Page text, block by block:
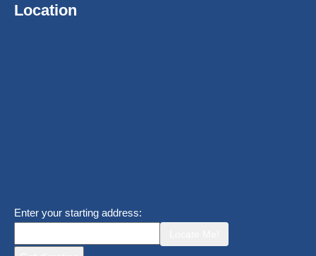
Location
Enter your starting address: